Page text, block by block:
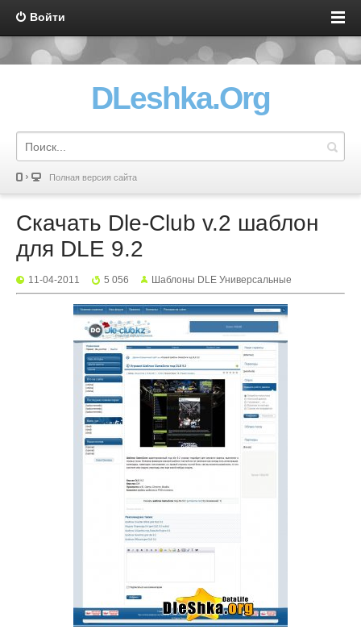
Войти
DLeshka.Org
Полная версия сайта
Скачать Dle-Club v.2 шаблон
для DLE 9.2
11-04-2011 5 056 Шаблоны DLE Универсальные